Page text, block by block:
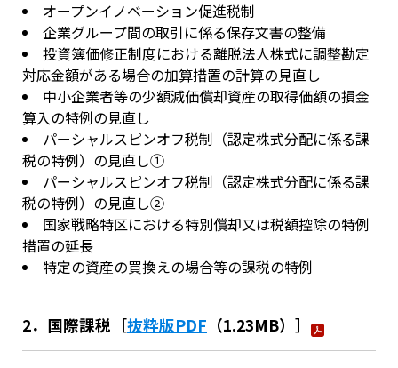
オープンイノベーション促進税制
企業グループ間の取引に係る保存文書の整備
投資簿価修正制度における離脱法人株式に調整勘定
対応金額がある場合の加算措置の計算の見直し
中小企業者等の少額減価償却資産の取得価額の損金
算入の特例の見直し
パーシャルスピンオフ税制（認定株式分配に係る課
税の特例）の見直し①
パーシャルスピンオフ税制（認定株式分配に係る課
税の特例）の見直し②
国家戦略特区における特別償却又は税額控除の特例
措置の延長
特定の資産の買換えの場合等の課税の特例
2．国際課税［抜粋版PDF （1.23MB）］